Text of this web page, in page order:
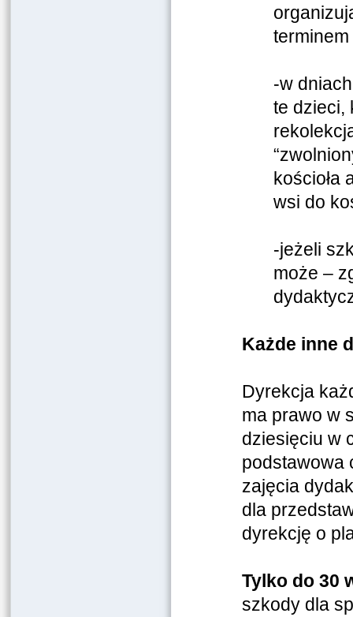
-w
te dzieci,
kościoła
wsi do
-jeżeli
może –
Każde inne
Dyrekcja
ma prawo w
dziesięciu w
podstawowa
zajęcia
dla
dyrekcję o
Tylko do 30
szkody dla